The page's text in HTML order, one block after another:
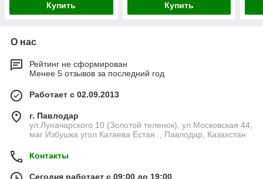
Купить Купить
О нас
Рейтинг не сформирован
Менее 5 отзывов за последний год
Работает с 02.09.2013
г. Павлодар
ул.Луначарского 10 (Золотой теленок), ул.Московская 44,
маг Избушка угол Катаева Естая. , Павлодар, Казахстан
Контакты
Сегодня работает с 09:00 до 19:00